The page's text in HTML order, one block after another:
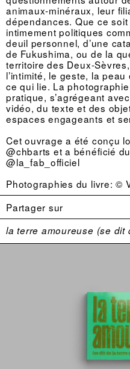
animaux-minéraux, leur
dépendances. Que ce
intimement politiques
deuil personnel, d’une
de Fukushima, ou de la
territoire des Deux-
l’intimité, le geste, la
ce qui lie. La
pratique, s’agrégeant
vidéo, du texte et des
espaces engageants et
Cet ouvrage a été conçu
@chbarts et a bénéficié
@la_fab_officiel
Photographies du livre: ©
Partager sur